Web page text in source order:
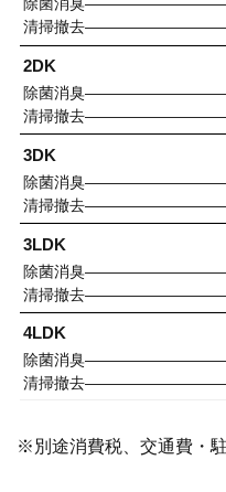
除菌消臭
清掃撤去
2DK
除菌消臭
清掃撤去
3DK
除菌消臭
清掃撤去
3LDK
除菌消臭
清掃撤去
4LDK
除菌消臭
清掃撤去
※別途消費税、交通費・